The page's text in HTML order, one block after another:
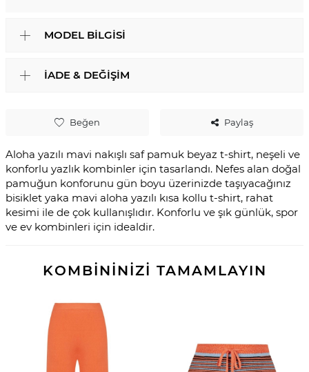
Beğen Paylaş
Aloha yazılı mavi nakışlı saf pamuk beyaz t-shirt, neşeli ve
konforlu yazlık kombinler için tasarlandı. Nefes alan doğal
pamuğun konforunu gün boyu üzerinizde taşıyacağınız
bisiklet yaka mavi aloha yazılı kısa kollu t-shirt, rahat
kesimi ile de çok kullanışlıdır. Konforlu ve şık günlük, spor
ve ev kombinleri için idealdir.
MODEL BILGISI
İADE & DEĞIŞIM
KOMBİNİNİZİ TAMAMLAYIN